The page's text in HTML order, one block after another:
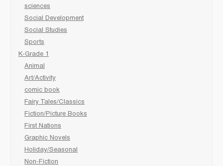
sciences
Social Development
Social Studies
Sports
K-Grade 1
Animal
Art/Activity
comic book
Fairy Tales/Classics
Fiction/Picture Books
First Nations
Graphic Novels
Holiday/Seasonal
Non-Fiction